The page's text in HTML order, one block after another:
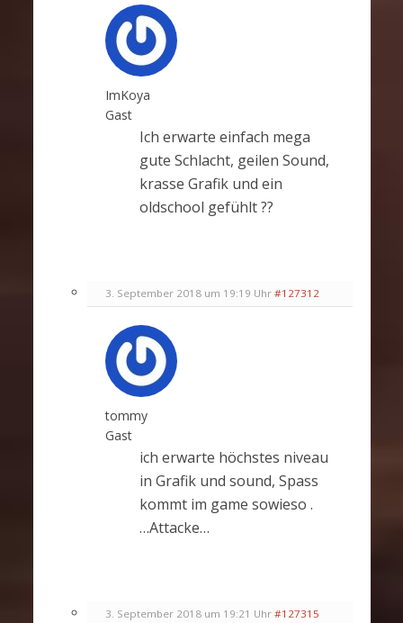
ImKoya
Gast
Ich erwarte einfach mega
gute Schlacht, geilen Sound,
krasse Grafik und ein
oldschool gefühlt ??
3. September 2018 um 19:19 Uhr #127312
tommy
Gast
ich erwarte höchstes niveau
in Grafik und sound, Spass
kommt im game sowieso .
…Attacke…
3. September 2018 um 19:21 Uhr #127315